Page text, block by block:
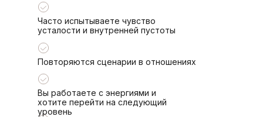
Вы работаете с энергиями и
хотите перейти на следующий
уровень
Повторяются сценарии в отношениях
Часто испытываете чувство
усталости и внутренней пустоты